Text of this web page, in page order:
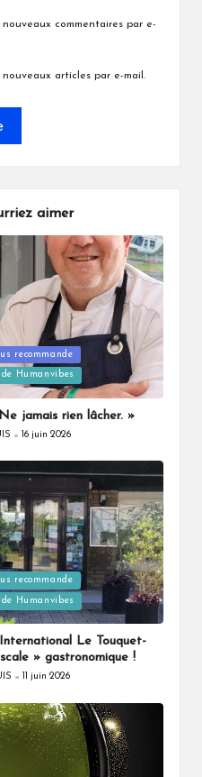
commentaires par e-
articles par e-mail.
aimer
recommande
Humanvibes
jamais rien lâcher. »
16 juin 2026
recommande
Humanvibes
Le Touquet-
» gastronomique !
11 juin 2026